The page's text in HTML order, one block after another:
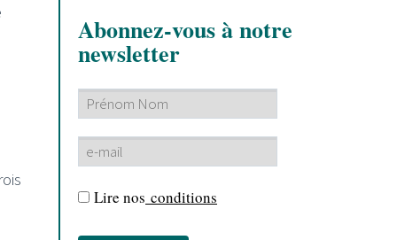
Abonnez-vous à notre
newsletter
Lire nos conditions